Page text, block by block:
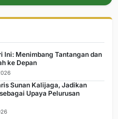
Ini: Menimbang Tantangan dan
ke Depan
Sunan Kalijaga, Jadikan
Upaya Pelurusan